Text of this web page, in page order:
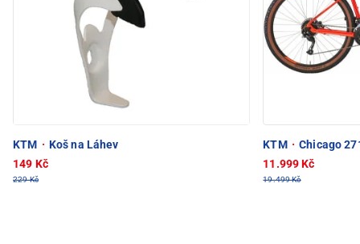
KTM · Koš na Láhev
149 Kč
229 Kč
KTM · Chicago
11.999 Kč
19.499 Kč